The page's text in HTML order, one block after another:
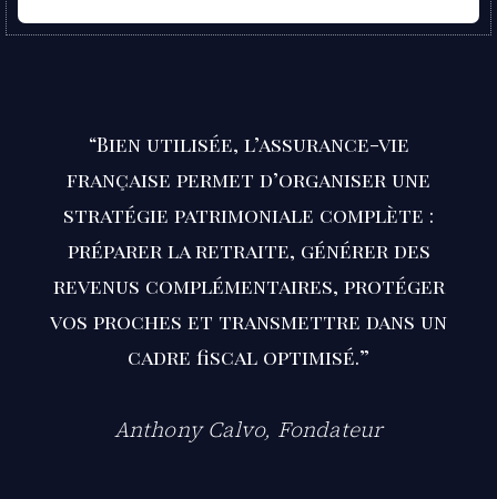
“Bien utilisée, l’assurance-vie
française permet d’organiser une
stratégie patrimoniale complète :
préparer la retraite, générer des
revenus complémentaires, protéger
vos proches et transmettre dans un
cadre fiscal optimisé.”
Anthony Calvo, Fondateur